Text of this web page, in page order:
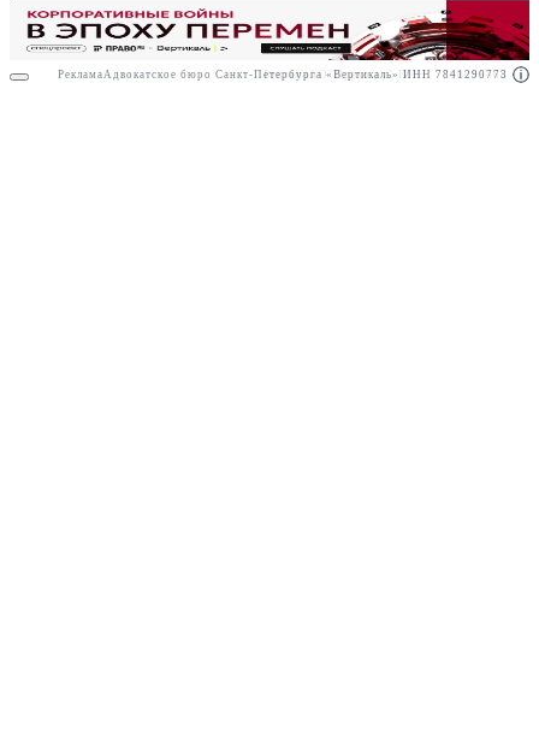
Реклама АО"Право.ру" ИНН: 7708095468
Реклама Адвокатское бюро Санкт-Петербурга «Вертикаль» ИНН 7841290773